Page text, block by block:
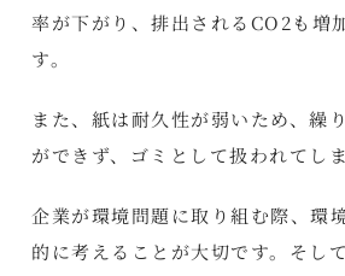
率が下がり、排出されるCO2も増
す。
また、紙は耐久性が弱いため、繰
ができず、ゴミとして扱われてしま
企業が環境問題に取り組む際、環
的に考えることが大切です。そし